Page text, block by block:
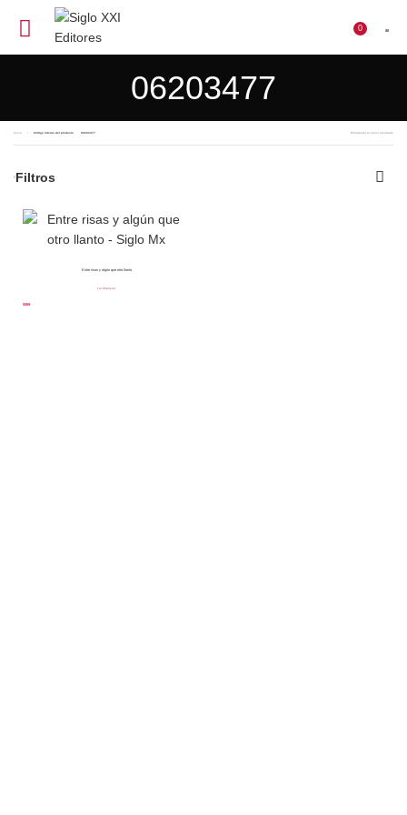
0 $0
06203477
Código interno del producto 06203477 Mostrando el único resultado
Filtros
Entre risas y algún que otro llanto
Liu Zhenyun
$359